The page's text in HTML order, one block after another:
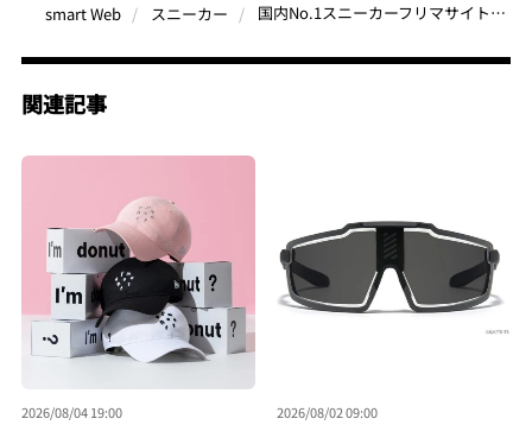
smart Web スニーカー 国内No.1スニーカーフリマサイト「スニダン」が選ぶ、今ノドから手が出るほど欲しいナイキの激レアな3足【2025年2月期】
関連記事
2026/08/04 19:00 2026/08/02 09:00